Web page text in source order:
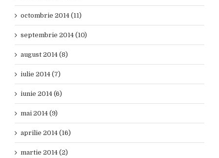
octombrie 2014 (11)
septembrie 2014 (10)
august 2014 (8)
iulie 2014 (7)
iunie 2014 (6)
mai 2014 (9)
aprilie 2014 (16)
martie 2014 (2)